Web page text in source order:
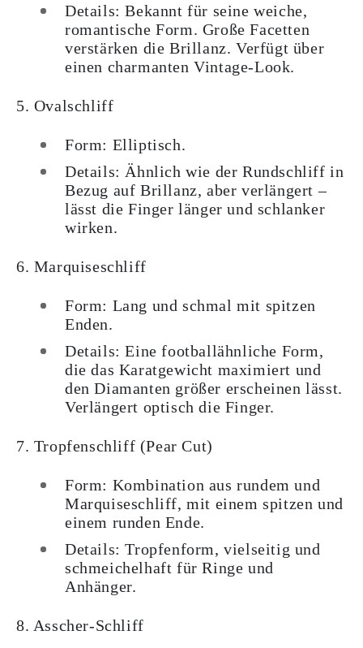
Details: Bekannt für seine weiche,
romantische Form. Große Facetten
verstärken die Brillanz. Verfügt über
einen charmanten Vintage-Look.
5. Ovalschliff
Form: Elliptisch.
Details: Ähnlich wie der Rundschliff in
Bezug auf Brillanz, aber verlängert –
lässt die Finger länger und schlanker
wirken.
6. Marquiseschliff
Form: Lang und schmal mit spitzen
Enden.
Details: Eine footballähnliche Form,
die das Karatgewicht maximiert und
den Diamanten größer erscheinen lässt.
Verlängert optisch die Finger.
7. Tropfenschliff (Pear Cut)
Form: Kombination aus rundem und
Marquiseschliff, mit einem spitzen und
einem runden Ende.
Details: Tropfenform, vielseitig und
schmeichelhaft für Ringe und
Anhänger.
8. Asscher-Schliff